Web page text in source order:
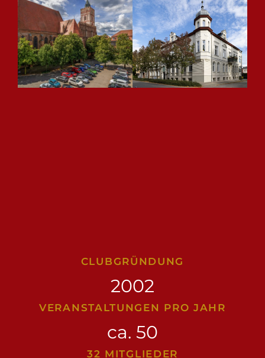
CLUBGRÜNDUNG
2002
VERANSTALTUNGEN PRO JAHR
ca. 50
32 MITGLIEDER